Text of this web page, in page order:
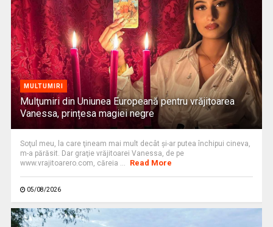
MULTUMIRI
Mulţumiri din Uniunea Europeană pentru vrăjitoarea
Vanessa, prințesa magiei negre
Soţul meu, la care ţineam mai mult decât și-ar putea închipui cineva,
m-a părăsit. Dar graţie vrăjitoarei Vanessa, de pe
www.vrajitoarero.com, căreia ...
Read More
05/08/2026